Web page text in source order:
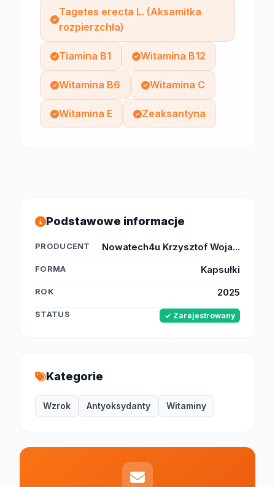
Tagetes erecta L. (Aksamitka
rozpierzchła)
Tiamina B1 Witamina B12
Witamina B6 Witamina C
Witamina E Zeaksantyna
Podstawowe informacje
PRODUCENT Nowatech4u Krzysztof Woja...
FORMA Kapsułki
ROK 2025
STATUS ✓ Zarejestrowany
Kategorie
Wzrok Antyoksydanty Witaminy